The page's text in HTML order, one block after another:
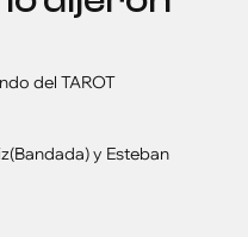
del TAROT
y Esteban